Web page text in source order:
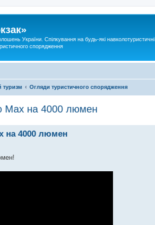
України. Спілкування на будь-які навколотуристичні
спорядження
туризм Огляди туристичного спорядження
Max на 4000 люмен
на 4000 люмен